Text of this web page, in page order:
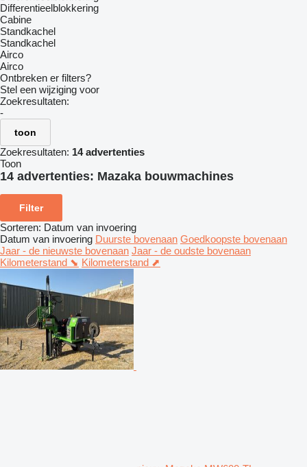
Differentieelblokkering
Cabine
Standkachel
Standkachel
Airco
Airco
Ontbreken er filters?
Stel een wijziging voor
Zoekresultaten:
-
toon
Zoekresultaten: 14 advertenties
Toon
14 advertenties: Mazaka bouwmachines
Filter
Sorteren: Datum van invoering
Datum van invoering Duurste bovenaan Goedkoopste bovenaan
Jaar - de nieuwste bovenaan Jaar - de oudste bovenaan
Kilometerstand ⬊ Kilometerstand ⬈